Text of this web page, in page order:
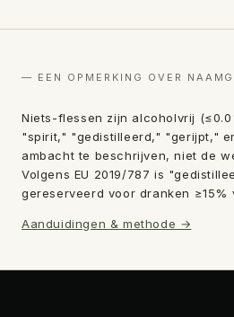
order.
— EEN OPMERKING OVER
Niets-flessen zijn alcoholvrij
"spirit," "gedistilleerd," "gerijpt,"
ambacht te beschrijven, niet de
Volgens EU 2019/787 is
gereserveerd voor dranken ≥15%
Aanduidingen & methode →